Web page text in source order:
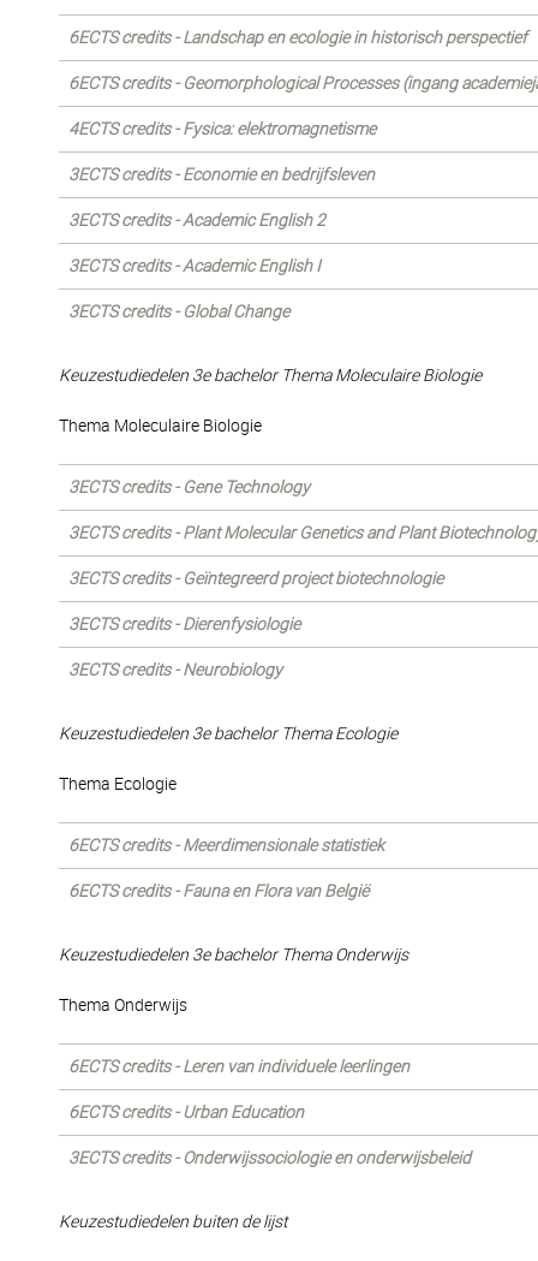
6ECTS credits - Landschap en ecologie in historisch perspectief
6ECTS credits - Geomorphological Processes (ingang
4ECTS credits - Fysica: elektromagnetisme
3ECTS credits - Economie en bedrijfsleven
3ECTS credits - Academic English 2
3ECTS credits - Academic English I
3ECTS credits - Global Change
Keuzestudiedelen 3e bachelor Thema Moleculaire Biologie
Thema Moleculaire Biologie
3ECTS credits - Gene Technology
3ECTS credits - Plant Molecular Genetics and Plant
3ECTS credits - Geïntegreerd project biotechnologie
3ECTS credits - Dierenfysiologie
3ECTS credits - Neurobiology
Keuzestudiedelen 3e bachelor Thema Ecologie
Thema Ecologie
6ECTS credits - Meerdimensionale statistiek
6ECTS credits - Fauna en Flora van België
Keuzestudiedelen 3e bachelor Thema Onderwijs
Thema Onderwijs
6ECTS credits - Leren van individuele leerlingen
6ECTS credits - Urban Education
3ECTS credits - Onderwijssociologie en onderwijsbeleid
Keuzestudiedelen buiten de lijst